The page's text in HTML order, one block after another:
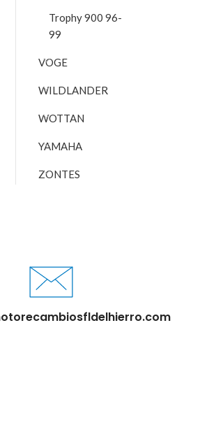
Trophy 900 96-
99
VOGE
WILDLANDER
WOTTAN
YAMAHA
ZONTES